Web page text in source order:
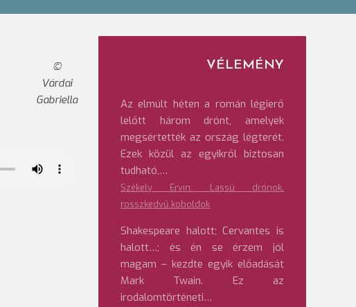
Várdai
Gabriella
VÉLEMÉNY
Az elmúlt héten a román légierő
lelőtt három drónt, amelyek
megsértették az ország légterét.
Ezek közül az egyikről biztosan
tudható,…
Székely Ervin: Lassú drónok,
rosszkedvű koboldok
Shakespeare halott; Cervantes is
halott…; és én se érzem jól
magam – kezdte egyik előadását
Mark Twain. Ez az
irodalomtörténeti…